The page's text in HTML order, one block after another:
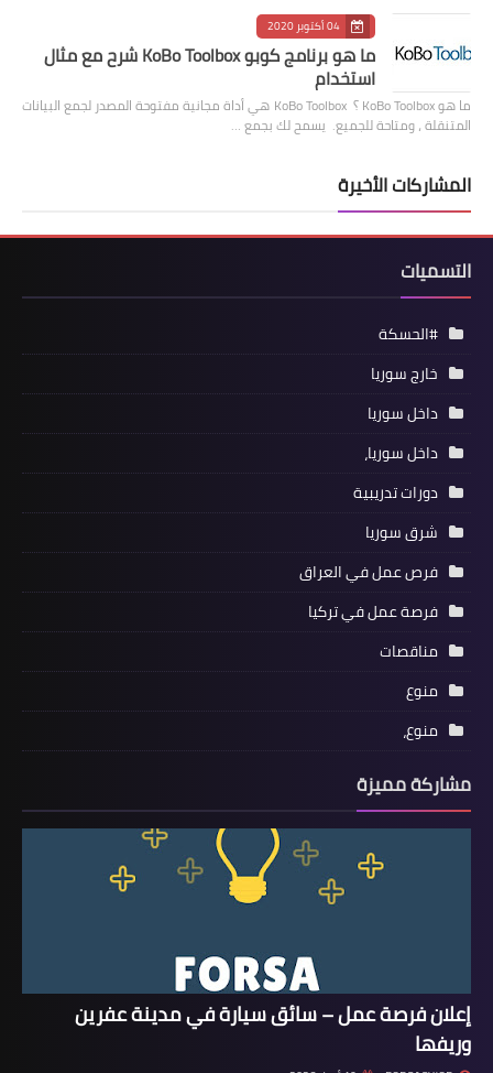
04 أكتوبر 2020
ما هو برنامج كوبو KoBo Toolbox شرح مع مثال
استخدام
ما هو KoBo Toolbox ؟ KoBo Toolbox هي أداة مجانية مفتوحة المصدر لجمع البيانات
المتنقلة ، ومتاحة للجميع. يسمح لك بجمع …
المشاركات الأخيرة
التسميات
#الحسكة
خارج سوريا
داخل سوريا
داخل سوريا،
دورات تدريبية
شرق سوريا
فرص عمل في العراق
فرصة عمل في تركيا
مناقصات
منوع
منوع،
مشاركة مميزة
إعلان فرصة عمل – سائق سيارة في مدينة عفرين
وريفها